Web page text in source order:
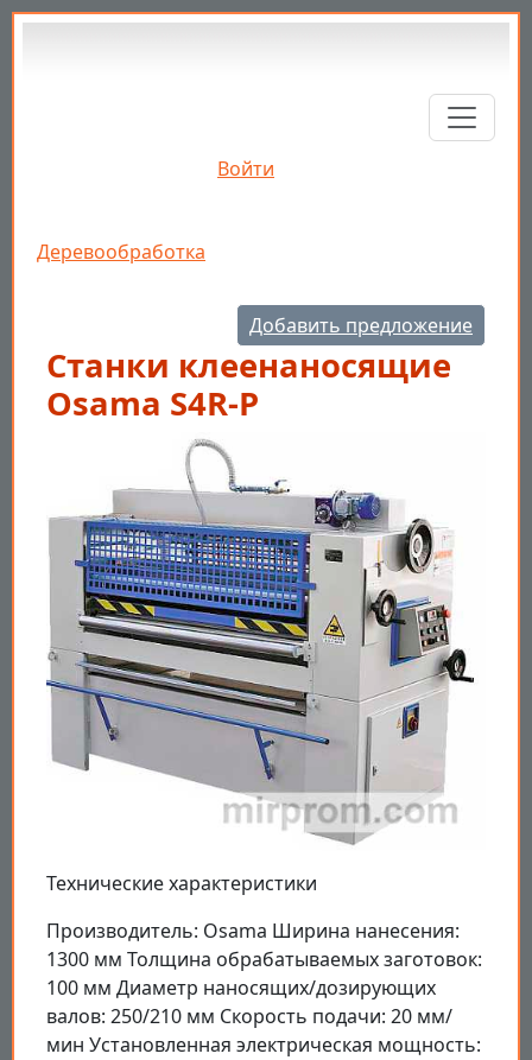
Перейти к основному содержанию
Войти
Строка навигации
Деревообработка
Добавить предложение
Станки клеенаносящие
Osama S4R-P
Технические характеристики
Производитель: Osama Ширина нанесения:
1300 мм Толщина обрабатываемых заготовок:
100 мм Диаметр наносящих/дозирующих
валов: 250/210 мм Скорость подачи: 20 мм/
мин Установленная электрическая мощность: